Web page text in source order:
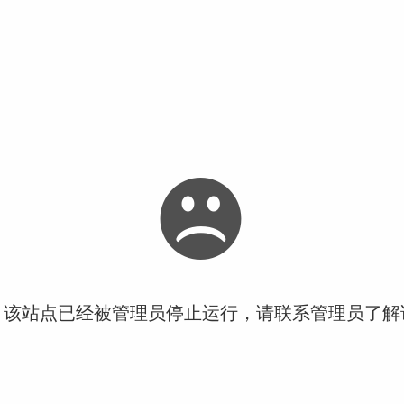
站点已经被管理员停止运行，请联系管理员了